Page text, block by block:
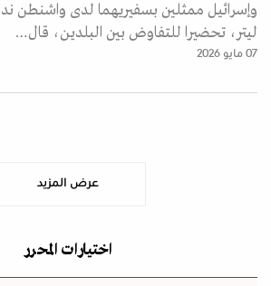
وإسرائيل ممثلين بسفيريهما لدى
ليتر، تحضيرا للتفاوض بين البلدين، قال…
07 مايو 2026
عرض المزيد
اختيارات المحرر